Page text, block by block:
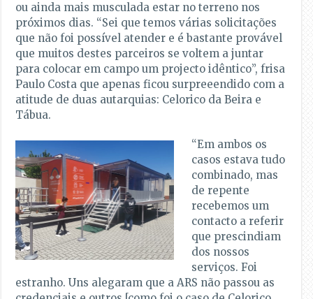
ou ainda mais musculada estar no terreno nos
próximos dias. “Sei que temos várias solicitações
que não foi possível atender e é bastante provável
que muitos destes parceiros se voltem a juntar
para colocar em campo um projecto idêntico”, frisa
Paulo Costa que apenas ficou surpreeendido com a
atitude de duas autarquias: Celorico da Beira e
Tábua.
“Em ambos os
casos estava tudo
combinado, mas
de repente
recebemos um
contacto a referir
que prescindiam
dos nossos
serviços. Foi
estranho. Uns alegaram que a ARS não passou as